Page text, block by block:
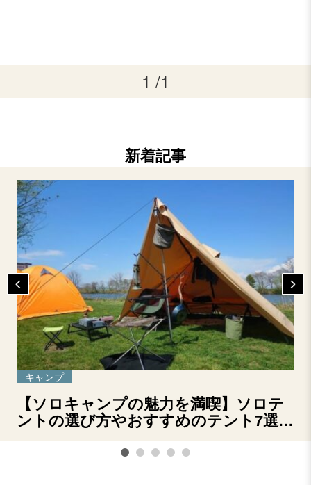
1 /1
新着記事
キャンプ
【ソロキャンプの魅力を満喫】ソロテ
ントの選び方やおすすめのテント7選を